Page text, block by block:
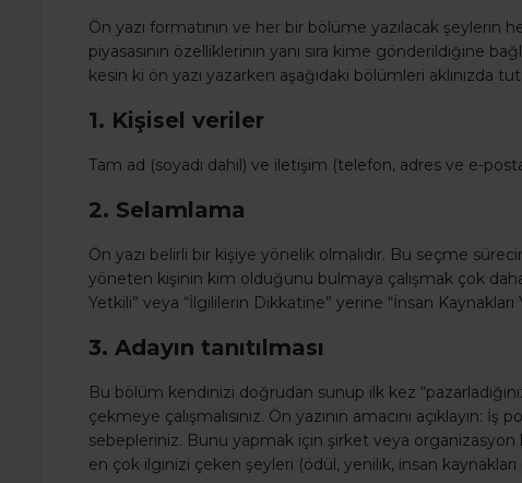
Ön yazı formatının ve her bir bölüme yazılacak
piyasasının özelliklerinin yanı sıra kime gönderildiğine
kesin ki ön yazı yazarken aşağıdaki bölümleri aklınızda
1. Kişisel veriler
Tam ad (soyadı dahil) ve iletişim (telefon, adres ve e-
2. Selamlama
Ön yazı belirli bir kişiye yönelik olmalıdır. Bu seçme
yöneten kişinin kim olduğunu bulmaya çalışmak çok daha
Yetkili” veya “İlgililerin Dikkatine” yerine “İnsan
3. Adayın tanıtılması
Bu bölüm kendinizi doğrudan sunup ilk kez
çekmeye çalışmalısınız. Ön yazının amacını
sebepleriniz. Bunu yapmak için şirket veya organizasyon
en çok ilginizi çeken şeyleri (ödül, yenilik, insan kaynakları